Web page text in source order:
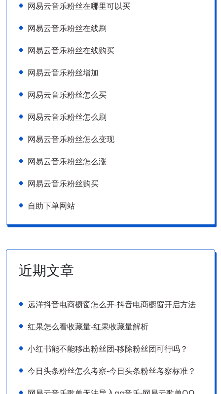
网易云音乐粉丝在哪里可以买
网易云音乐粉丝在线刷
网易云音乐粉丝在线购买
网易云音乐粉丝增加
网易云音乐粉丝怎么买
网易云音乐粉丝怎么刷
网易云音乐粉丝怎么变现
网易云音乐粉丝怎么涨
网易云音乐粉丝购买
自助下单网站
近期文章
远洋抖音电商橱窗怎么开-抖音电商橱窗开启方法
红果怎么看收藏量-红果收藏量解析
小红书能不能移出粉丝团-移除粉丝团可行吗？
今日头条粉丝怎么考察-今日头条粉丝考察标准？